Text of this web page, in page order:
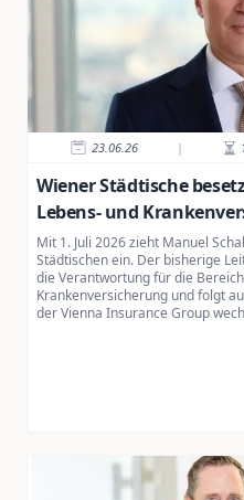
23.06.26 |
Wiener Städtische
Lebens- und
Mit 1. Juli 2026 zieht Manuel
Städtischen ein. Der bisherige
die Verantwortung für die
Krankenversicherung und folgt
der Vienna Insurance Group